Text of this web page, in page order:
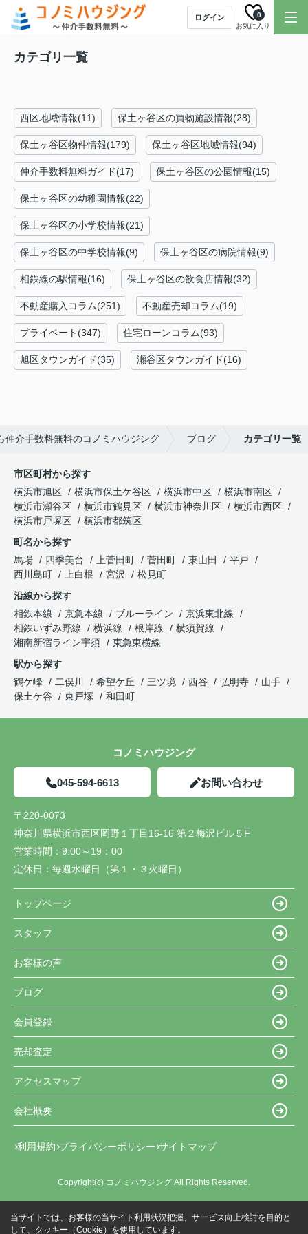
ログイン
お気に入り
0
カテゴリ一覧
西区地域情報(11) 保土ヶ谷区の買物施設情報(28)
保土ヶ谷区物件情報(179) 保土ヶ谷区地域情報(94)
仲介手数料無料ガイド(17) 保土ヶ谷区の公園情報(15)
保土ヶ谷区の幼稚園情報(22)
保土ヶ谷区の小学校情報(21)
保土ヶ谷区の中学校情報(9) 保土ヶ谷区の病院情報(9)
相鉄線の駅情報(16) 保土ヶ谷区の飲食店情報(32)
不動産購入コラム(251) 不動産売却コラム(19)
プライベート(347) 住宅ローンコラム(93)
旭区タウンガイド(35) 瀬谷区タウンガイド(16)
仲介手数料無料のコノミハウジング ブログ カテゴリ一覧
市区町村から探す
横浜市旭区
横浜市保土ケ谷区 横浜市中区
横浜市南区
横浜市瀬谷区
横浜市鶴見区 横浜市神奈川区
横浜市西区
横浜市戸塚区
横浜市都筑区
町名から探す
馬場
四季美台 上菅田町 菅田町 東山田
平戸
西川島町
上白根 宮沢
松見町
沿線から探す
相鉄本線
京急本線 ブルーライン
京浜東北線
相鉄いずみ野線
横浜線 根岸線
横須賀線
湘南新宿ライン宇須
東急東横線
駅から探す
鶴ケ峰
二俣川 希望ケ丘 三ツ境 西谷 弘明寺
山手
保土ケ谷
東戸塚 和田町
コノミハウジング
045-594-6613 お問い合わせ
〒220-0073
神奈川県横浜市西区岡野１丁目16-16 第２梅沢ビル５F
営業時間： 9:00～19：00
定休日： 毎週水曜日（第１・３火曜日）
トップページ
スタッフ
お客様の声
ブログ
会員登録
売却査定
アクセスマップ
会社概要
利用規約 プライバシーポリシー サイトマップ
Copyright(c) コノミハウジング All Rights Reserved.
当サイトでは、お客様の当サイト利用状況把握、サービス向上検討を目的と
して、クッキー（Cookie）を使用しています。